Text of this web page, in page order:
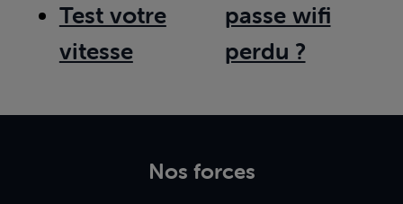
Test votre
vitesse
passe wifi
perdu ?
Nos forces